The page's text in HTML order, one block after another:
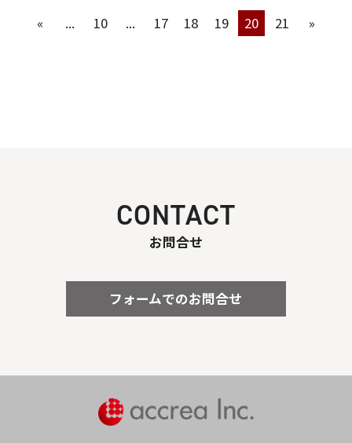
« ... 10 ... 17 18 19 20 21 »
CONTACT
お問合せ
フォームでのお問合せ